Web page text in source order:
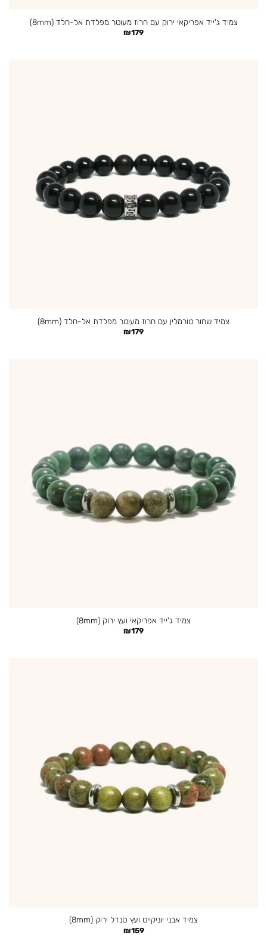
צמיד ג'ייד אפריקאי ירוק עם חרוז מעוטר מפלדת אל-חלד (8mm)
₪179
צמיד שחור טורמלין עם חרוז מעוטר מפלדת אל-חלד (8mm)
₪179
צמיד ג'ייד אפריקאי ועץ ירוק (8mm)
₪179
צמיד אבני יוניקייט ועץ סנדל ירוק (8mm)
₪159